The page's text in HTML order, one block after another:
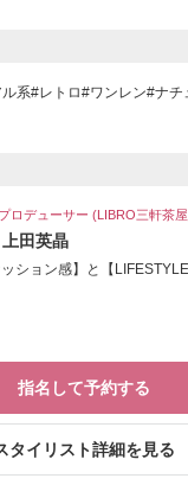
系#レトロ#ワンレン#ナ
ロデューサー (LIBRO三軒茶
田英晶
ッション感】と【
指名して予約する
タイリスト詳細を見る